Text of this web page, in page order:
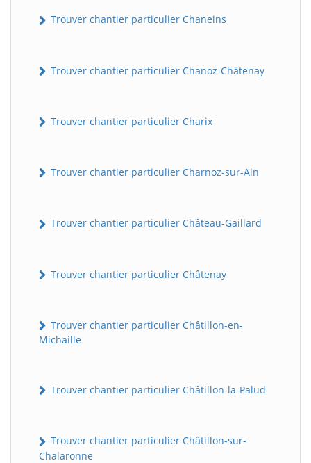
Trouver chantier particulier Chaneins
Trouver chantier particulier Chanoz-Châtenay
Trouver chantier particulier Charix
Trouver chantier particulier Charnoz-sur-Ain
Trouver chantier particulier Château-Gaillard
Trouver chantier particulier Châtenay
Trouver chantier particulier Châtillon-en-
Michaille
Trouver chantier particulier Châtillon-la-Palud
Trouver chantier particulier Châtillon-sur-
Chalaronne